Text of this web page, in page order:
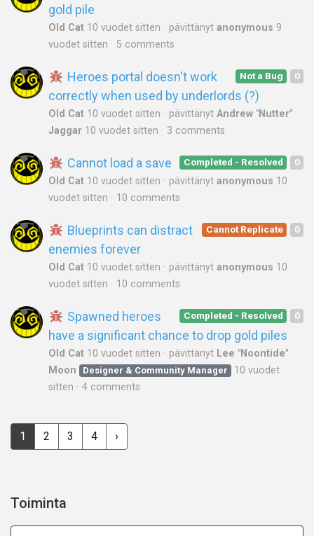
gold pile
Old Cat 10 vuodet sitten pävittänyt anonymous 9
vuodet sitten
5 comments
0
Not a Bug
Heroes portal doesn't work
correctly when used by underlords (?)
Old Cat 10 vuodet sitten pävittänyt Andrew "Nutter"
Jaggar 10 vuodet sitten 3 comments
0
Completed - Resolved
Cannot load a save
Old Cat 10 vuodet sitten pävittänyt anonymous 10
vuodet sitten
10 comments
0
Cannot Replicate
Blueprints can distract
enemies forever
Old Cat 10 vuodet sitten pävittänyt anonymous 10
vuodet sitten
10 comments
0
Completed - Resolved
Spawned heroes
have a significant chance to drop gold piles
Old Cat 10 vuodet sitten pävittänyt Lee "Noontide"
Moon
Designer & Community Manager
10 vuodet
sitten
4 comments
1 2 3 4 ›
Toiminta